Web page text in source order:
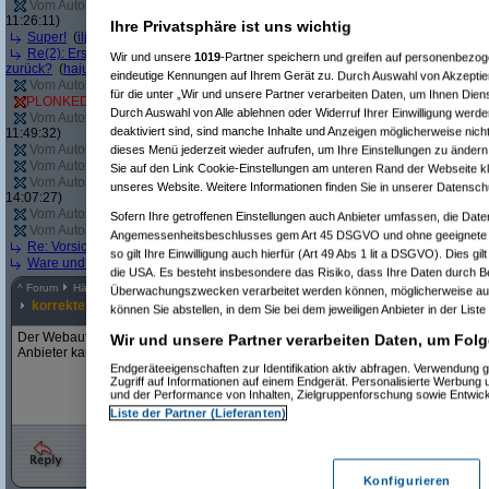
Vom Autor zurückgezogen oder Autor hat seine Registrierung nicht bestätigt
11:26:11)
Super! (iljaa
am 10.05.2012, 13:18:23)
Re(2): Erst angebliche Lagerware nicht liefern, dann falsche Ware liefern -
zurück? (hajuq
am 11.05.2012, 09:01:26)
Vom Autor zurückgezogen oder Autor hat seine Registrierung nicht bestätigt(
PLONKED vonsleepyhead: User reagiert nicht auf Anfragen von Geizhals(
Vom Autor zurückgezogen oder Autor hat seine Registrierung nicht bestätigt(
11:49:32)
Vom Autor zurückgezogen oder Autor hat seine Registrierung nicht bestätigt(
Vom Autor zurückgezogen oder Autor hat seine Registrierung nicht bestätigt(
Vom Autor zurückgezogen oder Autor hat seine Registrierung nicht bestätigt(
14:07:27)
Vom Autor zurückgezogen oder Autor hat seine Registrierung nicht bestätigt(
Vom Autor zurückgezogen oder Autor hat seine Registrierung nicht bestätigt(
Re: Vorsicht bei diesem Händler
Jacob Elektronikam 04.06.2012, 16:07:05)
Ware und Preis top, aber Lieferung verbesserungswürdig ( pjt-foto am
^ Forum Händler-Bewertungen (Kommentare) #6817083
korrekte und schnelle Abwicklung der Bestellung
Der Webauftritt ist übersichtlich; die Abwicklung der Bestellung erfolgte
Anbieter kann ich getrost empfehlen.
Ihre Privatsphäre ist uns wichtig
Wir und unsere 1019-Partner speichern und greifen auf
eindeutige Kennungen auf Ihrem Gerät zu. Durch Auswahl von
für die unter „Wir und unsere Partner verarbeiten Daten, um Ihnen
Durch Auswahl von Alle ablehnen oder Widerruf Ihrer Einwilligung
deaktiviert sind, sind manche Inhalte und Anzeigen möglicherweise
dieses Menü jederzeit wieder aufrufen, um Ihre Einstellungen zu
Sie auf den Link Cookie-Einstellungen am unteren Rand der Webseite
unseres Website. Weitere Informationen finden Sie in unserer
Sofern Ihre getroffenen Einstellungen auch Anbieter umfassen, die
Angemessenheitsbeschlusses gem Art 45 DSGVO und ohne
so gilt Ihre Einwilligung auch hierfür (Art 49 Abs 1 lit a DSGVO). Dies
die USA. Es besteht insbesondere das Risiko, dass Ihre Daten durch
Überwachungszwecken verarbeitet werden können, möglicherweise
können Sie abstellen, in dem Sie bei dem jeweiligen Anbieter in der
Wir und unsere Partner verarbeiten Daten, um
Endgeräteeigenschaften zur Identifikation aktiv abfragen. Verwendung
Zugriff auf Informationen auf einem Endgerät. Personalisierte Werbung
und der Performance von Inhalten, Zielgruppenforschung sowie
Liste der Partner (Lieferanten)
Konfigurieren